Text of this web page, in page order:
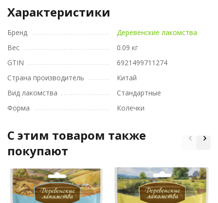
Характеристики
Бренд
Деревенские лакомства
Вес
0.09 кг
GTIN
6921499711274
Страна производитель
Китай
Вид лакомства
Стандартные
Форма
Колечки
C этим товаром также
покупают